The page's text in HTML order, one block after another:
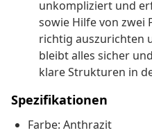
unkompliziert und
sowie Hilfe von zwei
richtig auszurichten
bleibt alles sicher
klare Strukturen in
Spezifikationen
Farbe: Anthrazit